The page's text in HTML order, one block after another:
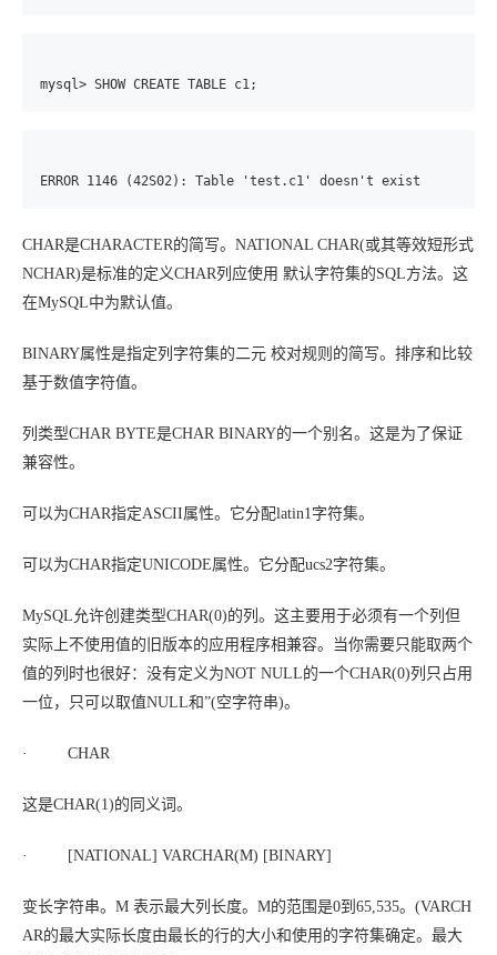
mysql> SHOW CREATE TABLE c1;
ERROR 1146 (42S02): Table 'test.c1' doesn't exist
CHAR是CHARACTER的简写。NATIONAL CHAR(或其等效短形式
NCHAR)是标准的定义CHAR列应使用 默认字符集的SQL方法。这
在MySQL中为默认值。
BINARY属性是指定列字符集的二元 校对规则的简写。排序和比较
基于数值字符值。
列类型CHAR BYTE是CHAR BINARY的一个别名。这是为了保证
兼容性。
可以为CHAR指定ASCII属性。它分配latin1字符集。
可以为CHAR指定UNICODE属性。它分配ucs2字符集。
MySQL允许创建类型CHAR(0)的列。这主要用于必须有一个列但
实际上不使用值的旧版本的应用程序相兼容。当你需要只能取两个
值的列时也很好：没有定义为NOT NULL的一个CHAR(0)列只占用
一位，只可以取值NULL和”(空字符串)。
· CHAR
这是CHAR(1)的同义词。
· [NATIONAL] VARCHAR(M) [BINARY]
变长字符串。 M 表示最大列长度。 M的范围是0到65,535。(VARCH
AR的最大实际长度由最长的行的大小和使用的字符集确定。最大